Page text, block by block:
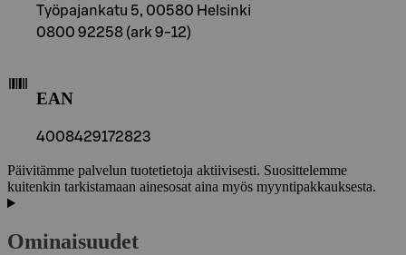
Työpajankatu 5, 00580 Helsinki
0800 92258 (ark 9-12)
EAN
4008429172823
Päivitämme palvelun tuotetietoja aktiivisesti. Suosittelemme
kuitenkin tarkistamaan ainesosat aina myös myyntipakkauksesta.
Ominaisuudet